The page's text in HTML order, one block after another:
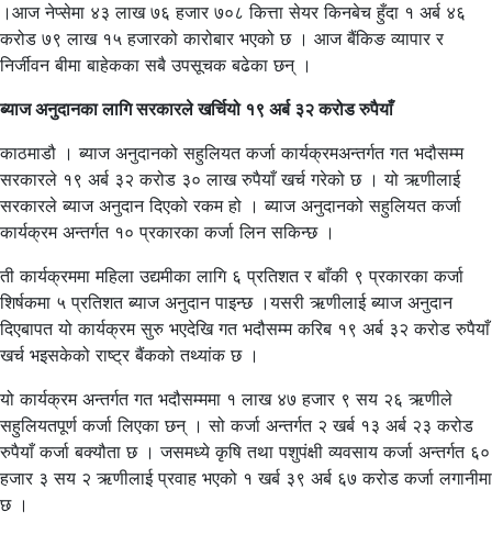
।आज नेप्सेमा ४३ लाख ७६ हजार ७०८ कित्ता सेयर किनबेच हुँदा १ अर्ब ४६
करोड ७९ लाख १५ हजारको कारोबार भएको छ । आज बैंकिङ व्यापार र
निर्जीवन बीमा बाहेकका सबै उपसूचक बढेका छन् ।
ब्याज अनुदानका लागि सरकारले खर्चियो १९ अर्ब ३२ करोड रुपैयाँ
काठमाडौ । ब्याज अनुदानको सहुलियत कर्जा कार्यक्रमअन्तर्गत गत भदौसम्म
सरकारले १९ अर्ब ३२ करोड ३० लाख रुपैयाँ खर्च गरेको छ । यो ऋणीलाई
सरकारले ब्याज अनुदान दिएको रकम हो । ब्याज अनुदानको सहुलियत कर्जा
कार्यक्रम अन्तर्गत १० प्रकारका कर्जा लिन सकिन्छ ।
ती कार्यक्रममा महिला उद्यमीका लागि ६ प्रतिशत र बाँकी ९ प्रकारका कर्जा
शिर्षकमा ५ प्रतिशत ब्याज अनुदान पाइन्छ ।यसरी ऋणीलाई ब्याज अनुदान
दिएबापत यो कार्यक्रम सुरु भएदेखि गत भदौसम्म करिब १९ अर्ब ३२ करोड रुपैयाँ
खर्च भइसकेको राष्ट्र बैंकको तथ्यांक छ ।
यो कार्यक्रम अन्तर्गत गत भदौसम्ममा १ लाख ४७ हजार ९ सय २६ ऋणीले
सहुलियतपूर्ण कर्जा लिएका छन् । सो कर्जा अन्तर्गत २ खर्ब १३ अर्ब २३ करोड
रुपैयाँ कर्जा बक्यौता छ । जसमध्ये कृषि तथा पशुपंक्षी व्यवसाय कर्जा अन्तर्गत ६०
हजार ३ सय २ ऋणीलाई प्रवाह भएको १ खर्ब ३९ अर्ब ६७ करोड कर्जा लगानीमा
छ ।